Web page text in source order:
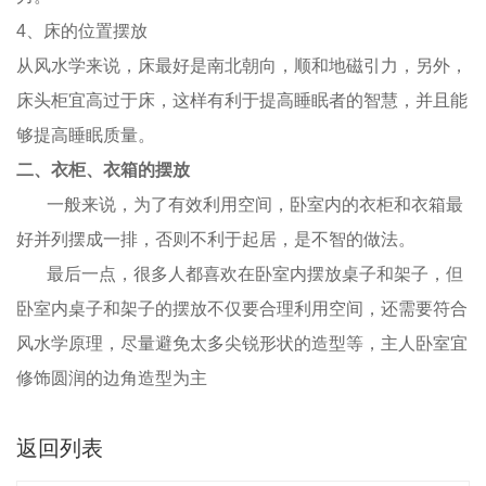
4、床的位置摆放
从风水学来说，床最好是南北朝向，顺和地磁引力，另外，
床头柜宜高过于床，这样有利于提高睡眠者的智慧，并且能
够提高睡眠质量。
二、衣柜、衣箱的摆放
一般来说，为了有效利用空间，卧室内的衣柜和衣箱最
好并列摆成一排，否则不利于起居，是不智的做法。
最后一点，很多人都喜欢在卧室内摆放桌子和架子，但
卧室内桌子和架子的摆放不仅要合理利用空间，还需要符合
风水学原理，尽量避免太多尖锐形状的造型等，主人卧室宜
修饰圆润的边角造型为主
返回列表